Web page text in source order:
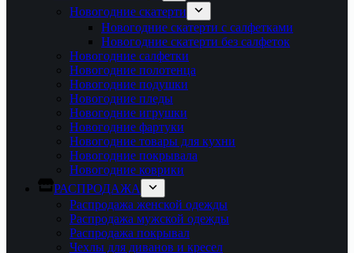
Новогодние скатерти
Новогодние скатерти с салфетками
Новогодние скатерти без салфеток
Новогодние салфетки
Новогодние полотенца
Новогодние подушки
Новогодние пледы
Новогодние игрушки
Новогодние фартуки
Новогодние товары для кухни
Новогодние покрывала
Новогодние коврики
РАСПРОДАЖА
Распродажа женской одежды
Распродажа мужской одежды
Распродажа покрывал
Чехлы для диванов и кресел